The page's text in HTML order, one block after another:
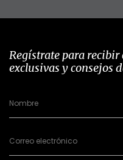
Regístrate para recibir
exclusivas y consejos